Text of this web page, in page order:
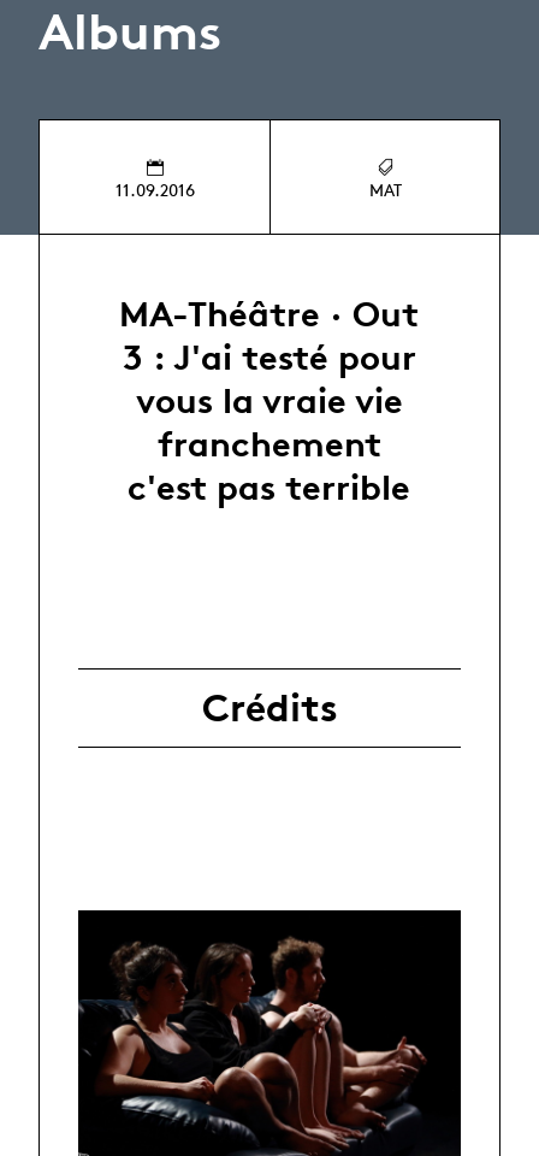
Albums
11.09.2016 MAT
MA-Théâtre · Out
3 : J'ai testé pour
vous la vraie vie
franchement
c'est pas terrible
Crédits